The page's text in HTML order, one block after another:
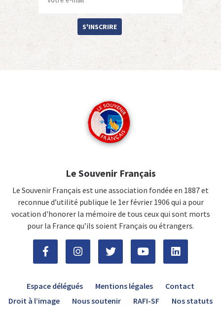
S'INSCRIRE
Le Souvenir Français
Le Souvenir Français est une association fondée en 1887 et
reconnue d’utilité publique le 1er février 1906 qui a pour
vocation d'honorer la mémoire de tous ceux qui sont morts
pour la France qu’ils soient Français ou étrangers.
Espace délégués Mentions légales
Contact
Droit à l’image
Nous soutenir RAFI-SF Nos statuts